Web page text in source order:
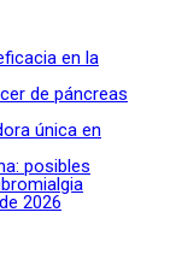
en la
de páncreas
única en
posibles
2026